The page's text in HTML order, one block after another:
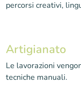
percorsi creativi,
Artigianato
Le lavorazioni
tecniche manuali.